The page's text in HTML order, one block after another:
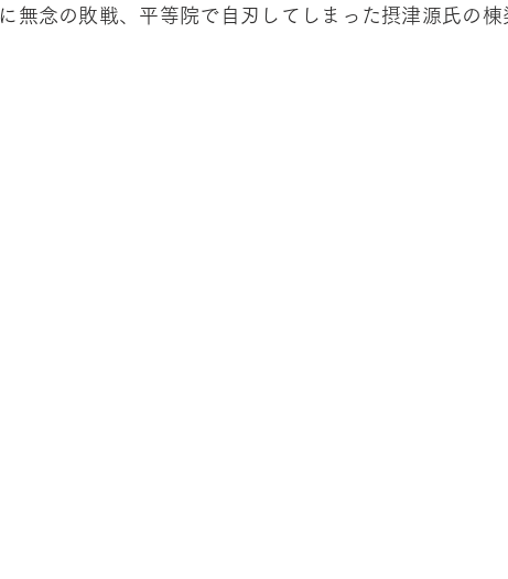
無念の敗戦、平等院で自刃してしまった摂津源氏の棟